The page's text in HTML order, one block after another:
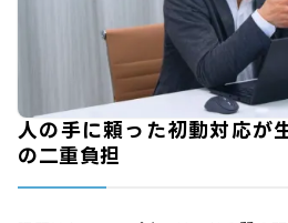
人の手に頼った初動対応が
の二重負担